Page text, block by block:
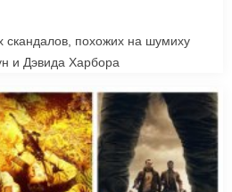
скандалов, похожих на шумиху
и Дэвида Харбора